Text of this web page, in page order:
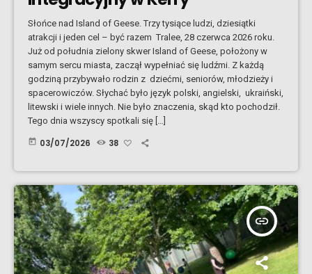
Słońce nad Island of Geese. Trzy tysiące ludzi, dziesiątki
atrakcji i jeden cel – być razem Tralee, 28 czerwca 2026 roku.
Już od południa zielony skwer Island of Geese, położony w
samym sercu miasta, zaczął wypełniać się ludźmi. Z każdą
godziną przybywało rodzin z dziećmi, seniorów, młodzieży i
spacerowiczów. Słychać było język polski, angielski, ukraiński,
litewski i wiele innych. Nie było znaczenia, skąd kto pochodził.
Tego dnia wszyscy spotkali się […]
today 03/07/2026 38
insert_link